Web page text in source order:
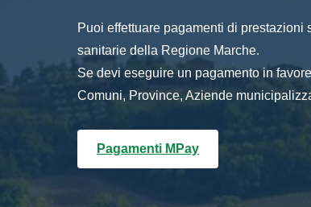
Puoi effettuare pagamenti di
sanitarie della Regione Marche.
Se devi eseguire un pagamento in
Comuni, Province, Aziende
Pagamenti MPay